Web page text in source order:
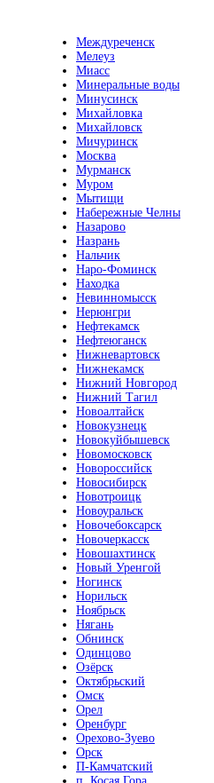
Междуреченск
Мелеуз
Миасс
Минеральные воды
Минусинск
Михайловка
Михайловск
Мичуринск
Москва
Мурманск
Муром
Мытищи
Набережные Челны
Назарово
Назрань
Нальчик
Наро-Фоминск
Находка
Невинномысск
Нерюнгри
Нефтекамск
Нефтеюганск
Нижневартовск
Нижнекамск
Нижний Новгород
Нижний Тагил
Новоалтайск
Новокузнецк
Новокуйбышевск
Новомосковск
Новороссийск
Новосибирск
Новотроицк
Новоуральск
Новочебоксарск
Новочеркасск
Новошахтинск
Новый Уренгой
Ногинск
Норильск
Ноябрьск
Нягань
Обнинск
Одинцово
Озёрск
Октябрьский
Омск
Орел
Оренбург
Орехово-Зуево
Орск
П-Камчатский